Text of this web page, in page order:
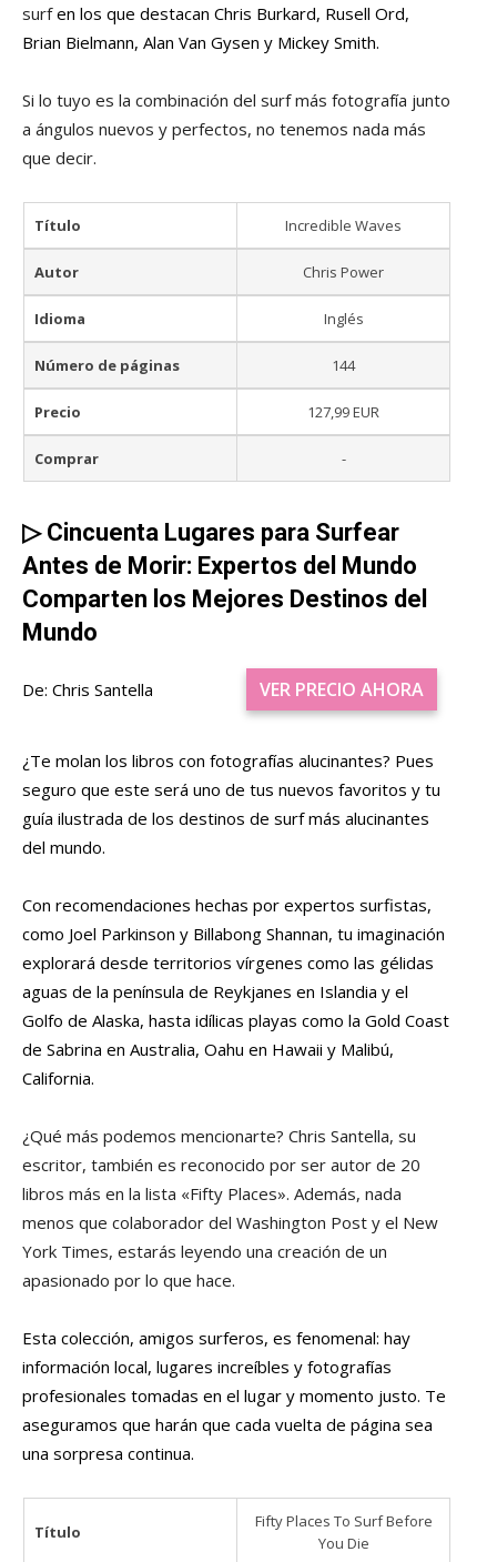
surfen los que destacan Chris Burkard, Rusell Ord,
Brian Bielmann, Alan Van Gysen y Mickey Smith.
Si lo tuyo es la combinación del surf más fotografía junto
a ángulos nuevos y perfectos, no tenemos nada más
que decir.
Título Incredible Waves
Autor Chris Power
Idioma Inglés
Número de páginas 144
Precio 127,99 EUR
Comprar -
▷ Cincuenta Lugares para Surfear
Antes de Morir: Expertos del Mundo
Comparten los Mejores Destinos del
Mundo
De: Chris Santella VER PRECIO AHORA
¿Te molan los libros con fotografías alucinantes? Pues
seguro que este será uno de tus nuevos favoritos y tu
guía ilustrada de los destinos de surf más alucinantes
del mundo.
Con recomendaciones hechas por expertos surfistas,
como Joel Parkinson y Billabong Shannan, tu imaginación
explorará desde territorios vírgenes como las gélidas
aguas de la península de Reykjanes en Islandia y el
Golfo de Alaska, hasta idílicas playas como la Gold Coast
de Sabrina en Australia, Oahu en Hawaii y Malibú,
California.
¿Qué más podemos mencionarte? Chris Santella, su
escritor, también es reconocido por ser autor de 20
libros más en la lista «Fifty Places». Además, nada
menos que colaborador del Washington Post y el New
York Times, estarás leyendo una creación de un
apasionado por lo que hace.
Esta colección, amigos surferos, es fenomenal: hay
información local, lugares increíbles y fotografías
profesionales tomadas en el lugar y momento justo. Te
aseguramos que harán que cada vuelta de página sea
una sorpresa continua.
Título
Fifty Places To Surf Before
You Die